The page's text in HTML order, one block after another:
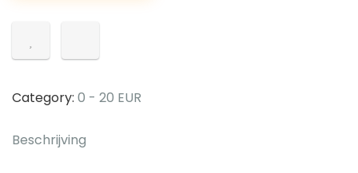
Bonsai
Zacht
voor
Category: 0 - 20 EUR
Beschrijving